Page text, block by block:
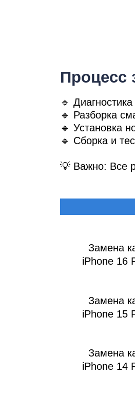
Процесс
🔹
🔹 Разборка
🔹 Установка
🔹 Сборка и
💡 Важно: Все
Замена
iPhone 16
Замена
iPhone 15
Замена
iPhone 14